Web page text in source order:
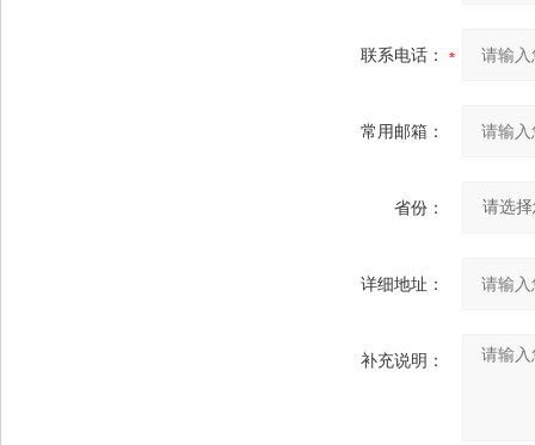
联系电话：
常用邮箱：
省份：
详细地址：
补充说明：